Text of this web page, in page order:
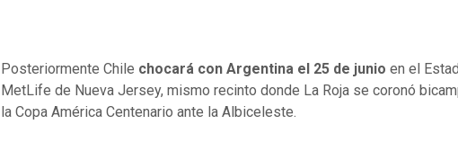
Posteriormente Chile chocará con Argentina el 25 de junio en el
MetLife de Nueva Jersey, mismo recinto donde La Roja se coronó
la Copa América Centenario ante la Albiceleste.